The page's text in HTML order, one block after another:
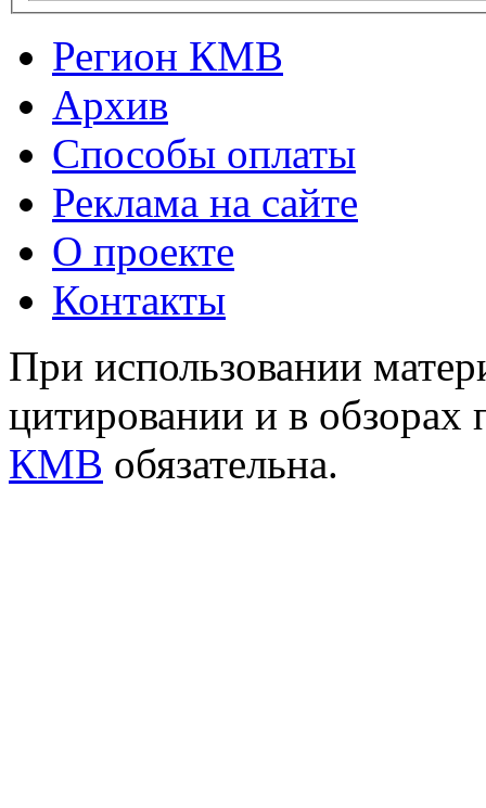
Регион КМВ
Архив
Способы оплаты
Реклама на сайте
О проекте
Контакты
При использовании
цитировании и в обзорах
КМВ обязательна.